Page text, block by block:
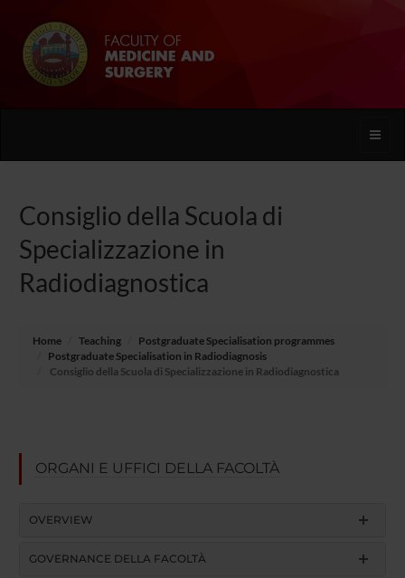
Toggle
Consiglio della Scuola di
Specializzazione in
Radiodiagnostica
Home Teaching
Postgraduate Specialisation programmes
Postgraduate Specialisation in Radiodiagnosis
Consiglio della Scuola di Specializzazione in Radiodiagnostica
ORGANI E UFFICI DELLA FACOLTÀ
OVERVIEW
GOVERNANCE DELLA FACOLTÀ